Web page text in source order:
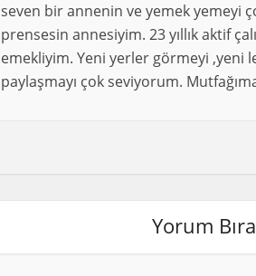
seven bir annenin ve yemek yemeyi
prensesin annesiyim. 23 yıllık aktif
emekliyim. Yeni yerler görmeyi ,yeni
paylaşmayı çok seviyorum.
Yorum